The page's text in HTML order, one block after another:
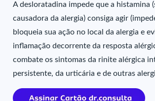
A desloratadina impede que a histamina
causadora da alergia) consiga agir
bloqueia sua ação no local da alergia e
inflamação decorrente da resposta
combate os sintomas da rinite alérgica
persistente, da urticária e de outras